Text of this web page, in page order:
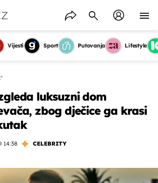
Vijesti Sport Putovanja Lifestyle
luksuzni dom
zbog dječice ga krasi
14:38
CELEBRITY